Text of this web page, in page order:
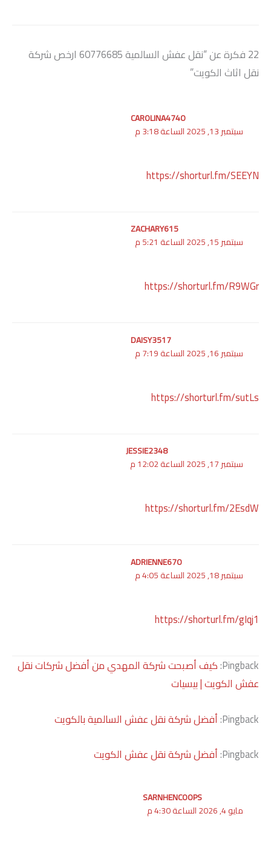
22 فكرة عن “نقل عفش السالمية 60776685 ارخص شركة
نقل اثاث الكويت”
CAROLINA4740
سبتمبر 13, 2025 الساعة 3:18 م
https://shorturl.fm/SEEYN
ZACHARY615
سبتمبر 15, 2025 الساعة 5:21 م
https://shorturl.fm/R9WGr
DAISY3517
سبتمبر 16, 2025 الساعة 7:19 م
https://shorturl.fm/sutLs
JESSIE2348
سبتمبر 17, 2025 الساعة 12:02 م
https://shorturl.fm/2EsdW
ADRIENNE670
سبتمبر 18, 2025 الساعة 4:05 م
https://shorturl.fm/gIqj1
Pingback: كيف أصبحت شركة المهدي من أفضل شركات نقل
عفش الكويت | بيسيات
Pingback: أفضل شركة نقل عفش السالمية بالكويت
Pingback: أفضل شركة نقل عفش الكويت
SARNHENCOOPS
مايو 4, 2026 الساعة 4:30 م